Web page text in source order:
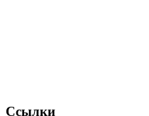
Ссылки